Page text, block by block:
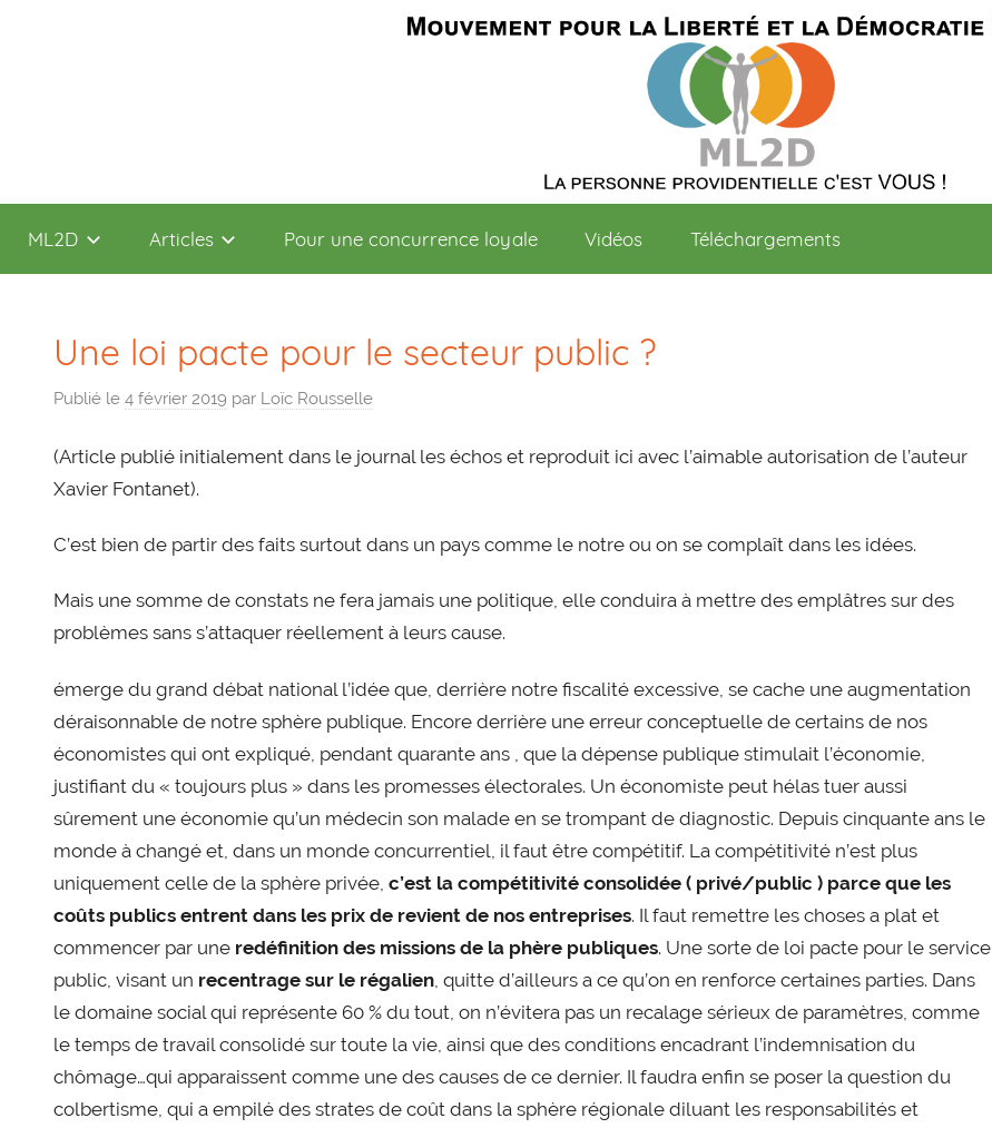
ML2D Articles Pour une concurrence loyale Vidéos Téléchargements
Une loi pacte pour le secteur public ?
Publié le 4 février 2019 par Loïc Rousselle
(Article publié initialement dans le journal les échos et reproduit ici avec l’aimable autorisation de l’auteur
Xavier Fontanet).
C’est bien de partir des faits surtout dans un pays comme le notre ou on se complaît dans les idées.
Mais une somme de constats ne fera jamais une politique, elle conduira à mettre des emplâtres sur des
problèmes sans s’attaquer réellement à leurs cause.
émerge du grand débat national l’idée que, derrière notre fiscalité excessive, se cache une augmentation
déraisonnable de notre sphère publique. Encore derrière une erreur conceptuelle de certains de nos
économistes qui ont expliqué, pendant quarante ans , que la dépense publique stimulait l’économie,
justifiant du « toujours plus » dans les promesses électorales. Un économiste peut hélas tuer aussi
sûrement une économie qu’un médecin son malade en se trompant de diagnostic. Depuis cinquante ans le
monde à changé et, dans un monde concurrentiel, il faut être compétitif. La compétitivité n’est plus
uniquement celle de la sphère privée, c’est la compétitivité consolidée ( privé/public ) parce que les
coûts publics entrent dans les prix de revient de nos entreprises. Il faut remettre les choses a plat et
commencer par une redéfinition des missions de la phère publiques. Une sorte de loi pacte pour le service
public, visant un recentrage sur le régalien , quitte d’ailleurs a ce qu’on en renforce certaines parties. Dans
le domaine social qui représente 60 % du tout, on n’évitera pas un recalage sérieux de paramètres, comme
le temps de travail consolidé sur toute la vie, ainsi que des conditions encadrant l’indemnisation du
chômage…qui apparaissent comme une des causes de ce dernier. Il faudra enfin se poser la question du
colbertisme, qui a empilé des strates de coût dans la sphère régionale diluant les responsabilités et